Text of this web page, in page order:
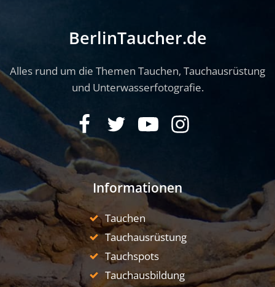
BerlinTaucher.de
Alles rund um die Themen Tauchen, Tauchausrüstung
und Unterwasserfotografie.
Informationen
Tauchen
Tauchausrüstung
Tauchspots
Tauchausbildung